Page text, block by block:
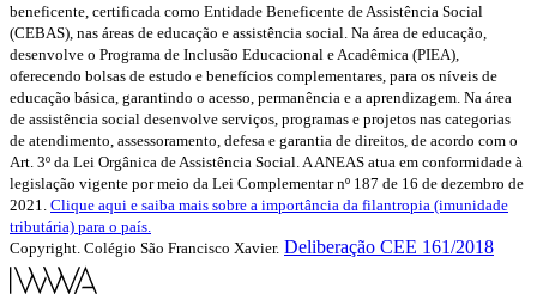
beneficente, certificada como Entidade Beneficente de Assistência Social
(CEBAS), nas áreas de educação e assistência social. Na área de educação,
desenvolve o Programa de Inclusão Educacional e Acadêmica (PIEA),
oferecendo bolsas de estudo e benefícios complementares, para os níveis de
educação básica, garantindo o acesso, permanência e a aprendizagem. Na área
de assistência social desenvolve serviços, programas e projetos nas categorias
de atendimento, assessoramento, defesa e garantia de direitos, de acordo com o
Art. 3º da Lei Orgânica de Assistência Social. A ANEAS atua em conformidade à
legislação vigente por meio da Lei Complementar nº 187 de 16 de dezembro de
2021. Clique aqui e saiba mais sobre a importância da filantropia (imunidade
tributária) para o país.
Copyright. Colégio São Francisco Xavier. Deliberação CEE 161/2018